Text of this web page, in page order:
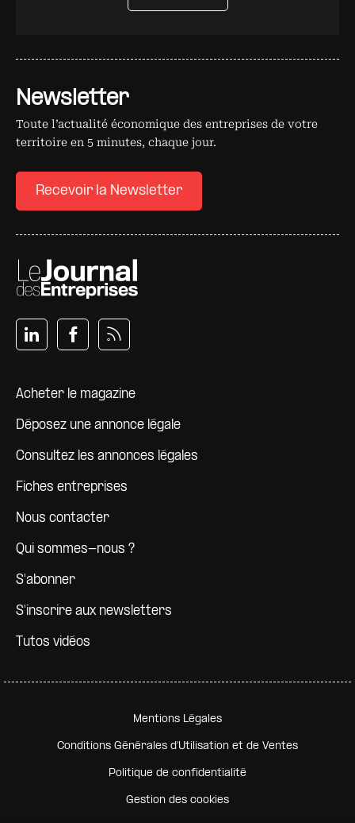
Newsletter
Toute l’actualité économique des entreprises de votre
territoire en 5 minutes, chaque jour.
Recevoir la Newsletter
Pied de page
Acheter le magazine
Déposez une annonce légale
Consultez les annonces légales
Fiches entreprises
Nous contacter
Qui sommes-nous ?
S'abonner
S'inscrire aux newsletters
Tutos vidéos
Pied de page secondaire
Mentions Légales
Conditions Générales d'Utilisation et de Ventes
Politique de confidentialité
Gestion des cookies